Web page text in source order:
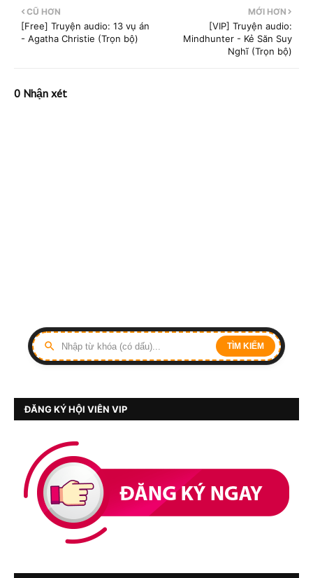
MỚI HƠN
[VIP] Truyện audio:
Mindhunter - Kẻ Săn Suy
Nghĩ (Trọn bộ)
CŨ HƠN
[Free] Truyện audio: 13 vụ án
- Agatha Christie (Trọn bộ)
0 Nhận xét
TÌM KIẾM
ĐĂNG KÝ HỘI VIÊN VIP